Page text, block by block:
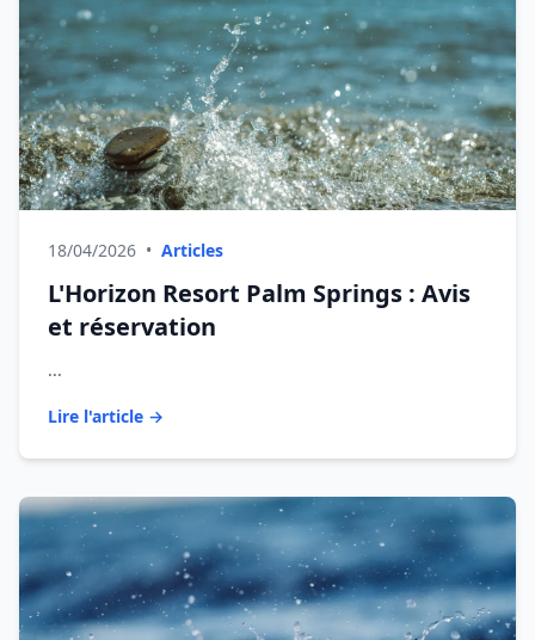
18/04/2026 • Articles
L'Horizon Resort Palm Springs : Avis
et réservation
...
Lire l'article →